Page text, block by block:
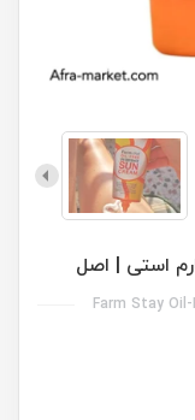
استی | اصل